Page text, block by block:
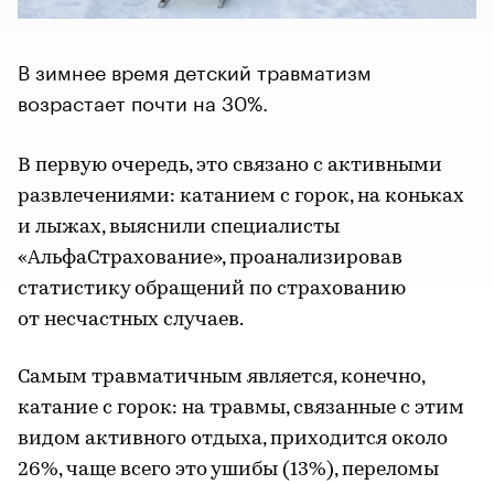
В зимнее время детский травматизм
возрастает почти на 30%.
В первую очередь, это связано с активными
развлечениями: катанием с горок, на коньках
и лыжах, выяснили специалисты
«АльфаСтрахование», проанализировав
статистику обращений по страхованию
от несчастных случаев.
Самым травматичным является, конечно,
катание с горок: на травмы, связанные с этим
видом активного отдыха, приходится около
26%, чаще всего это ушибы (13%), переломы